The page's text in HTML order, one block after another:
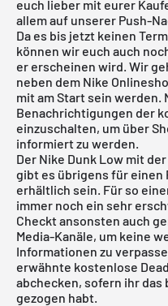
euch lieber mit eurer
allem auf unserer Push-
Da es bis jetzt keinen
können wir euch auch
er erscheinen wird. Wir
neben dem Nike
mit am Start sein werden.
Benachrichtigungen der
einzuschalten, um über
informiert zu werden.
Der Nike Dunk Low mit
gibt es übrigens für einen
erhältlich sein. Für so
immer noch ein sehr
Checkt ansonsten auch
Media-Kanäle, um keine
Informationen zu
erwähnte kostenlose
abchecken, sofern ihr
gezogen habt.